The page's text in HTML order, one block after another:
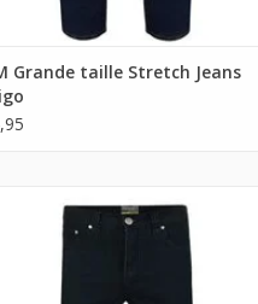
Grande taille Stretch Jeans